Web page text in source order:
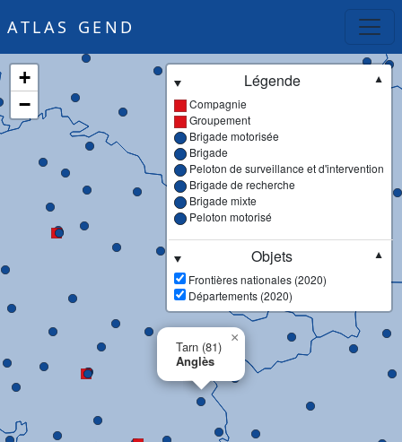
ATLAS GEND
Tarn (81)
Anglès
×
+
−
Légende
▼
Compagnie
Groupement
Brigade motorisée
Brigade
Peloton de surveillance et d'intervention
Brigade de recherche
Brigade mixte
Peloton motorisé
Objets
▼
Frontières nationales (2020)
Départements (2020)